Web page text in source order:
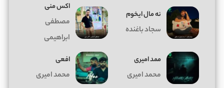
ﻧﻪ ﻣﺎل اﻳﺨﻮم
سجاد باغنده
اکس منی
مصطفی
ابراهیمی
ممد امیری
محمد امیری
افعی
محمد امیری